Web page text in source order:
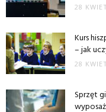
28
Kurs
– jak
28
Sprzęt